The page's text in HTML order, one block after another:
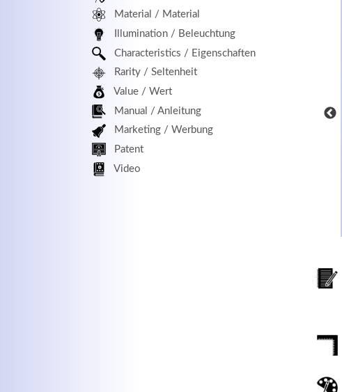
Material / Material
Illumination / Beleuchtung
Characteristics / Eigenschaften
Rarity / Seltenheit
Value / Wert
Manual / Anleitung
Marketing / Werbung
Patent
Video
MEHR INFOS
Kontaktdaten